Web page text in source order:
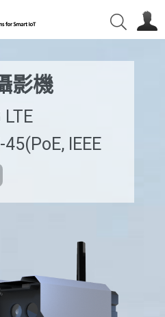
影機
IEEE